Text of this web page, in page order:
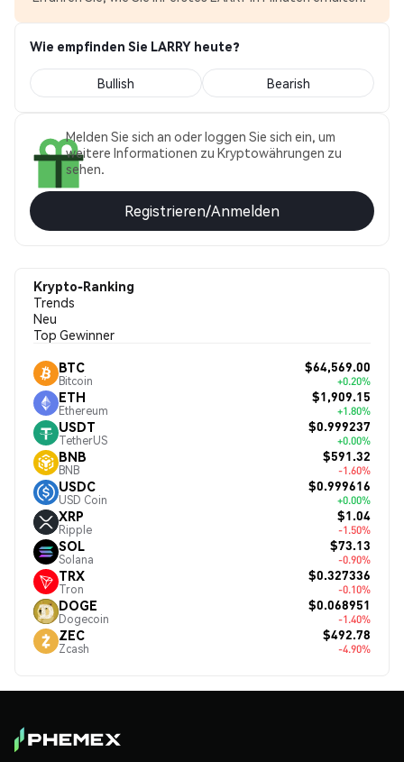
Wie empfinden Sie LARRY heute?
Bullish Bearish
Melden Sie sich an oder loggen Sie sich ein, um
weitere Informationen zu Kryptowährungen zu
sehen.
Registrieren/Anmelden
Krypto-Ranking
Trends
Neu
Top Gewinner
BTC
Bitcoin
$64,569.00
+0.20%
ETH
Ethereum
$1,909.15
+1.80%
USDT
TetherUS
$0.999237
+0.00%
BNB
BNB
$591.32
-1.60%
USDC
USD Coin
$0.999616
+0.00%
XRP
Ripple
$1.04
-1.50%
SOL
Solana
$73.13
-0.90%
TRX
Tron
$0.327336
-0.10%
DOGE
Dogecoin
$0.068951
-1.40%
ZEC
Zcash
$492.78
-4.90%